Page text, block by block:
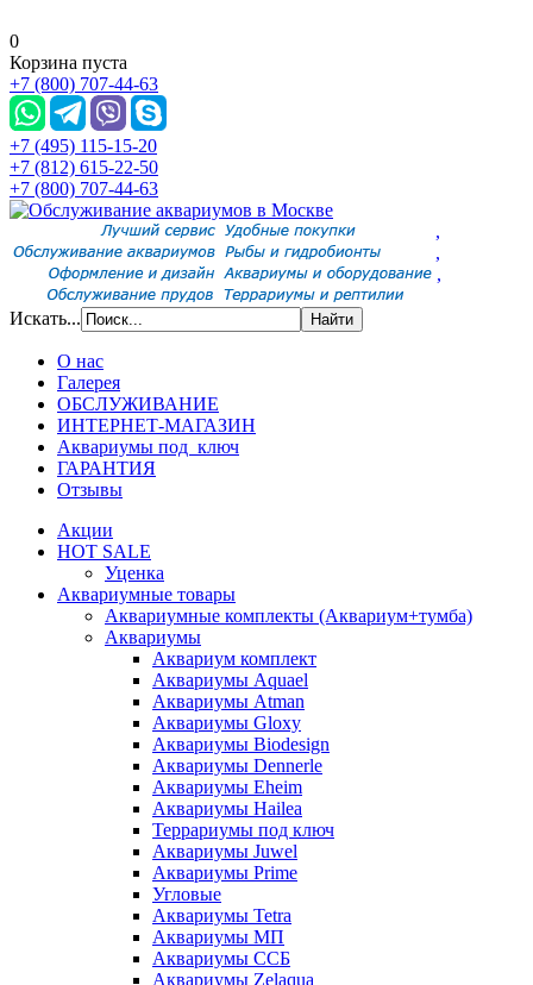
0
Корзина пуста
+7 (800) 707-44-63
+7 (495) 115-15-20
+7 (812) 615-22-50
+7 (800) 707-44-63
,
,
,
Искать...
О нас
Галерея
ОБСЛУЖИВАНИЕ
ИНТЕРНЕТ-МАГАЗИН
Аквариумы под ключ
ГАРАНТИЯ
Отзывы
Акции
HOT SALE
Уценка
Аквариумные товары
Аквариумные комплекты (Аквариум+тумба)
Аквариумы
Аквариум комплект
Аквариумы Aquael
Аквариумы Atman
Аквариумы Gloxy
Аквариумы Biodesign
Аквариумы Dennerle
Аквариумы Eheim
Аквариумы Hailea
Террариумы под ключ
Аквариумы Juwel
Аквариумы Prime
Угловые
Аквариумы Tetra
Аквариумы МП
Аквариумы ССБ
Аквариумы Zelaqua